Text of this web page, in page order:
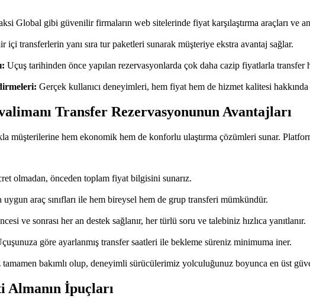
Global gibi güvenilir firmaların web sitelerinde fiyat karşılaştırma araçları ve
içi transferlerin yanı sıra tur paketleri sunarak müşteriye ekstra avantaj sağlar.
Uçuş tarihinden önce yapılan rezervasyonlarda çok daha cazip fiyatlarla transfer
Gerçek kullanıcı deneyimleri, hem fiyat hem de hizmet kalitesi
Transfer Rezervasyonunun Avantajları
müşterilerine hem ekonomik hem de konforlu ulaştırma çözümleri sunar.
olmadan, önceden toplam fiyat bilgisini sunarız.
uygun araç sınıfları ile hem bireysel hem de grup transferi mümkündür.
ve sonrası her an destek sağlanır, her türlü soru ve talebiniz hızlıca yanıtlanır.
göre ayarlanmış transfer saatleri ile bekleme süreniz minimuma iner.
tamamen bakımlı olup, deneyimli sürücülerimiz yolculuğunuz boyunca en üst
Almanın İpuçları